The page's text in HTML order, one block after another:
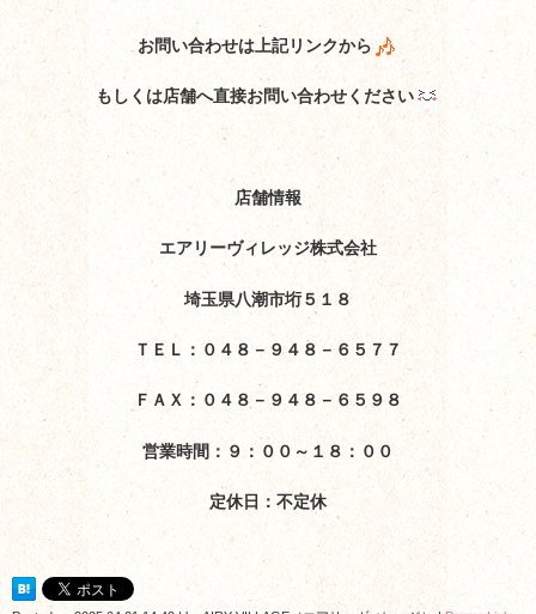
お問い合わせは上記リンクから
もしくは店舗へ直接お問い合わせください
店舗情報
エアリーヴィレッジ株式会社
埼玉県八潮市垳５１８
ＴＥＬ：０４８－９４８－６５７７
ＦＡＸ：０４８－９４８－６５９８
営業時間：９：００～１８：００
定休日：不定休